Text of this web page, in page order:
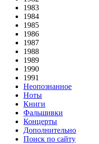
1983
1984
1985
1986
1987
1988
1989
1990
1991
Неопознанное
Ноты
Книги
Фальшивки
Концерты
Дополнительно
Поиск по сайту